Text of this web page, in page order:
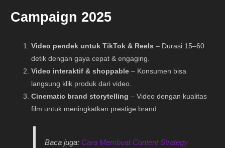
Campaign 2025
Video pendek untuk TikTok & Reels – Durasi 15–60
detik dengan gaya cepat & engaging.
Video interaktif & shoppable – Konsumen bisa
langsung klik produk dari video.
Cinematic brand storytelling – Video dengan kualitas
film untuk meningkatkan prestige brand.
Baca juga: Cara Membuat Content Strategy